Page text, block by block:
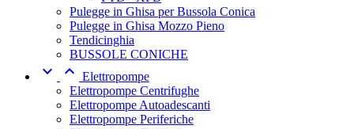
Pulegge in Ghisa per Bussola Conica
Pulegge in Ghisa Mozzo Pieno
Tendicinghia
BUSSOLE CONICHE
  Elettropompe
Elettropompe Centrifughe
Elettropompe Autoadescanti
Elettropompe Periferiche